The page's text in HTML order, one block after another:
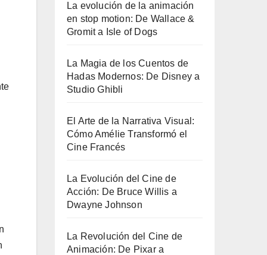
La evolución de la animación
en stop motion: De Wallace &
Gromit a Isle of Dogs
La Magia de los Cuentos de
Hadas Modernos: De Disney a
Studio Ghibli
El Arte de la Narrativa Visual:
Cómo Amélie Transformó el
Cine Francés
La Evolución del Cine de
Acción: De Bruce Willis a
Dwayne Johnson
La Revolución del Cine de
Animación: De Pixar a